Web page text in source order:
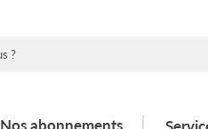
Nos abonnements